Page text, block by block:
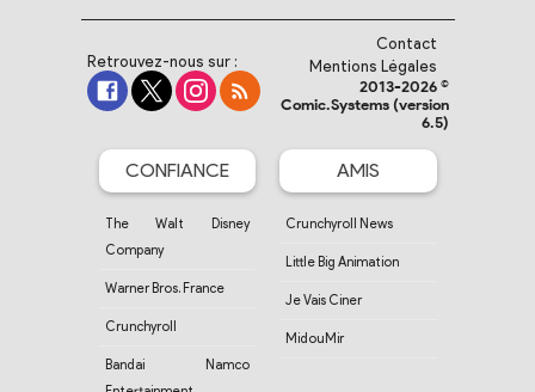
Retrouvez-nous sur :
Contact
Mentions Légales
2013-2026 ©
Comic.Systems (version
6.5)
CONFIANCE
The Walt Disney
Company
Warner Bros. France
Crunchyroll
Bandai Namco
AMIS
Crunchyroll News
Little Big Animation
Je Vais Ciner
MidouMir